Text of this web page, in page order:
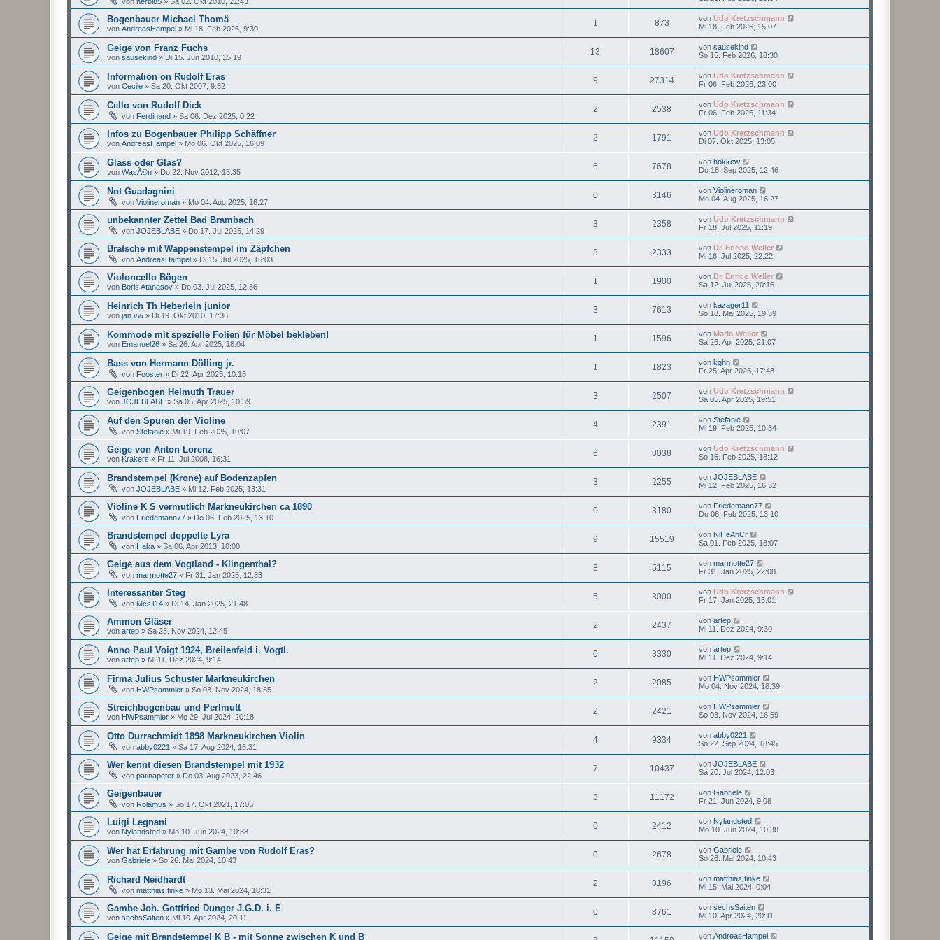
Bogenbauer Michael Thomä
von AndreasHampel » Mi 18. Feb 2026, 9:30
1 873 von Udo Kretzschmann
Mi 18. Feb 2026, 15:07
Geige von Franz Fuchs
von sausekind » Di 15. Jun 2010, 15:19
13 18607 von sausekind
So 15. Feb 2026, 18:30
Information on Rudolf Eras
von Cecile » Sa 20. Okt 2007, 9:32
9 27314 von Udo Kretzschmann
Fr 06. Feb 2026, 23:00
Cello von Rudolf Dick
von Ferdinand » Sa 06. Dez 2025, 0:22
2 2538 von Udo Kretzschmann
Fr 06. Feb 2026, 11:34
Infos zu Bogenbauer Philipp Schäffner
von AndreasHampel » Mo 06. Okt 2025, 16:09
2 1791 von Udo Kretzschmann
Di 07. Okt 2025, 13:05
Glass oder Glas?
von WasÃ©n » Do 22. Nov 2012, 15:35
6 7678 von hokkew
Do 18. Sep 2025, 12:46
Not Guadagnini
von Violineroman » Mo 04. Aug 2025, 16:27
0 3146 von Violineroman
Mo 04. Aug 2025, 16:27
unbekannter Zettel Bad Brambach
von JOJEBLABE » Do 17. Jul 2025, 14:29
3 2358 von Udo Kretzschmann
Fr 18. Jul 2025, 11:19
Bratsche mit Wappenstempel im Zäpfchen
von AndreasHampel » Di 15. Jul 2025, 16:03
3 2333 von Dr. Enrico Weller
Mi 16. Jul 2025, 22:22
Violoncello Bögen
von Boris Atanasov » Do 03. Jul 2025, 12:36
1 1900 von Dr. Enrico Weller
Sa 12. Jul 2025, 20:16
Heinrich Th Heberlein junior
von jan vw » Di 19. Okt 2010, 17:36
3 7613 von kazager11
So 18. Mai 2025, 19:59
Kommode mit spezielle Folien für Möbel bekleben!
von Emanuel26 » Sa 26. Apr 2025, 18:04
1 1596 von Mario Weller
Sa 26. Apr 2025, 21:07
Bass von Hermann Dölling jr.
von Fooster » Di 22. Apr 2025, 10:18
1 1823 von kghh
Fr 25. Apr 2025, 17:48
Geigenbogen Helmuth Trauer
von JOJEBLABE » Sa 05. Apr 2025, 10:59
3 2507 von Udo Kretzschmann
Sa 05. Apr 2025, 19:51
Auf den Spuren der Violine
von Stefanie » Mi 19. Feb 2025, 10:07
4 2391 von Stefanie
Mi 19. Feb 2025, 10:34
Geige von Anton Lorenz
von Krakers » Fr 11. Jul 2008, 16:31
6 8038 von Udo Kretzschmann
So 16. Feb 2025, 18:12
Brandstempel (Krone) auf Bodenzapfen
von JOJEBLABE » Mi 12. Feb 2025, 13:31
3 2255 von JOJEBLABE
Mi 12. Feb 2025, 16:32
Violine K S vermutlich Markneukirchen ca 1890
von Friedemann77 » Do 06. Feb 2025, 13:10
0 3180 von Friedemann77
Do 06. Feb 2025, 13:10
Brandstempel doppelte Lyra
von Haka » Sa 06. Apr 2013, 10:00
9 15519 von NiHeAnCr
Sa 01. Feb 2025, 18:07
Geige aus dem Vogtland - Klingenthal?
von marmotte27 » Fr 31. Jan 2025, 12:33
8 5115 von marmotte27
Fr 31. Jan 2025, 22:08
Interessanter Steg
von Mcs114 » Di 14. Jan 2025, 21:48
5 3000 von Udo Kretzschmann
Fr 17. Jan 2025, 15:01
Ammon Gläser
von artep » Sa 23. Nov 2024, 12:45
2 2437 von artep
Mi 11. Dez 2024, 9:30
Anno Paul Voigt 1924, Breilenfeld i. Vogtl.
von artep » Mi 11. Dez 2024, 9:14
0 3330 von artep
Mi 11. Dez 2024, 9:14
Firma Julius Schuster Markneukirchen
von HWPsammler » So 03. Nov 2024, 18:35
2 2085 von HWPsammler
Mo 04. Nov 2024, 18:39
Streichbogenbau und Perlmutt
von HWPsammler » Mo 29. Jul 2024, 20:18
2 2421 von HWPsammler
So 03. Nov 2024, 16:59
Otto Durrschmidt 1898 Markneukirchen Violin
von abby0221 » Sa 17. Aug 2024, 16:31
4 9334 von abby0221
So 22. Sep 2024, 18:45
Wer kennt diesen Brandstempel mit 1932
von patinapeter » Do 03. Aug 2023, 22:46
7 10437 von JOJEBLABE
Sa 20. Jul 2024, 12:03
Geigenbauer
von Rolamus » So 17. Okt 2021, 17:05
3 11172 von Gabriele
Fr 21. Jun 2024, 9:08
Luigi Legnani
von Nylandsted » Mo 10. Jun 2024, 10:38
0 2412 von Nylandsted
Mo 10. Jun 2024, 10:38
Wer hat Erfahrung mit Gambe von Rudolf Eras?
von Gabriele » So 26. Mai 2024, 10:43
0 2678 von Gabriele
So 26. Mai 2024, 10:43
Richard Neidhardt
von matthias.finke » Mo 13. Mai 2024, 18:31
2 8196 von matthias.finke
Mi 15. Mai 2024, 0:04
Gambe Joh. Gottfried Dunger J.G.D. i. E
von sechsSaiten » Mi 10. Apr 2024, 20:11
0 8761 von sechsSaiten
Mi 10. Apr 2024, 20:11
Geige mit Brandstempel K B - mit Sonne zwischen K und B von AndreasHampel